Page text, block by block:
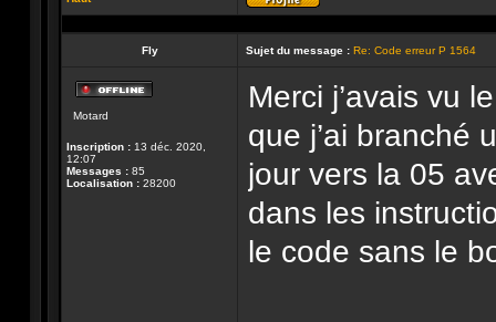
Profil
Fly Sujet du message : Re: Code erreur P 1564
Motard
Inscription : 13 déc. 2020,
12:07
Messages : 85
Localisation : 28200
Merci j’avais vu
que j’ai branché
jour vers la 05
dans les
le code sans le